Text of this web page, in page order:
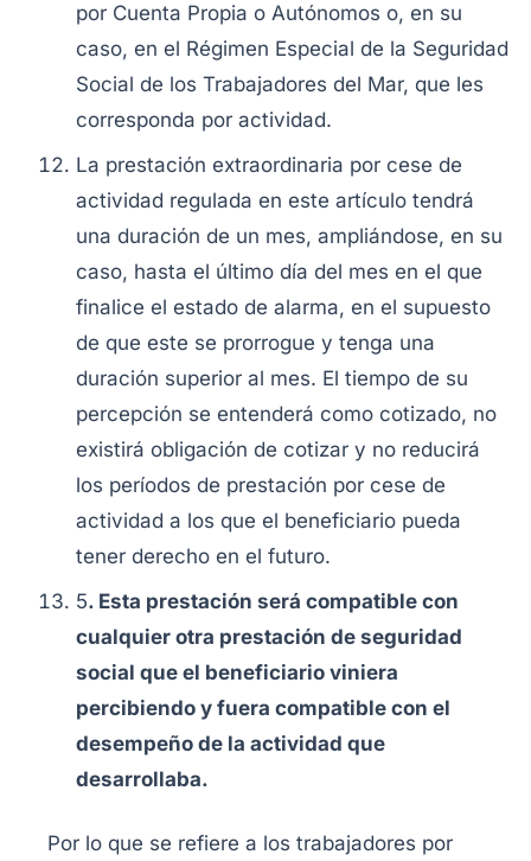
por Cuenta Propia o Autónomos o, en su
caso, en el Régimen Especial de la Seguridad
Social de los Trabajadores del Mar, que les
corresponda por actividad.
La prestación extraordinaria por cese de
actividad regulada en este artículo tendrá
una duración de un mes, ampliándose, en su
caso, hasta el último día del mes en el que
finalice el estado de alarma, en el supuesto
de que este se prorrogue y tenga una
duración superior al mes. El tiempo de su
percepción se entenderá como cotizado, no
existirá obligación de cotizar y no reducirá
los períodos de prestación por cese de
actividad a los que el beneficiario pueda
tener derecho en el futuro.
5. Esta prestación será compatible con
cualquier otra prestación de seguridad
social que el beneficiario viniera
percibiendo y fuera compatible con el
desempeño de la actividad que
desarrollaba.
Por lo que se refiere a los trabajadores por